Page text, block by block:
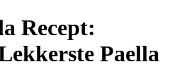
Recept:
Paella